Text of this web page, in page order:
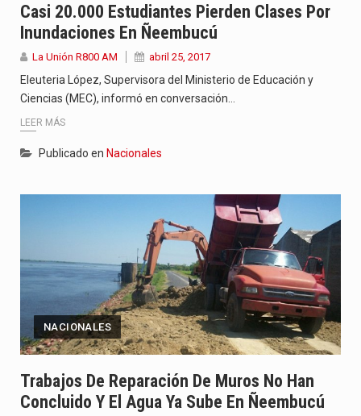
Casi 20.000 Estudiantes Pierden Clases Por
Inundaciones En Ñeembucú
La Unión R800 AM abril 25, 2017
Eleuteria López, Supervisora del Ministerio de Educación y
Ciencias (MEC), informó en conversación…
LEER MÁS
Publicado en Nacionales
NACIONALES
Trabajos De Reparación De Muros No Han
Concluido Y El Agua Ya Sube En Ñeembucú